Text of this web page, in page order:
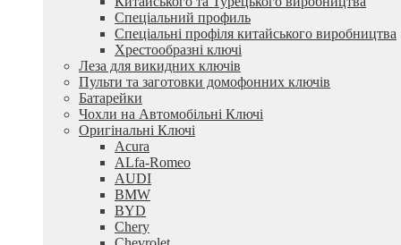
Спеціальний профиль
Спеціальні профіля китайського виробництва
Хрестообразні ключі
Леза для викидних ключів
Пульти та заготовки домофонних ключів
Батарейки
Чохли на Автомобільні Ключі
Оригінальні Ключі
Acura
ALfa-Romeo
AUDI
BMW
BYD
Chery